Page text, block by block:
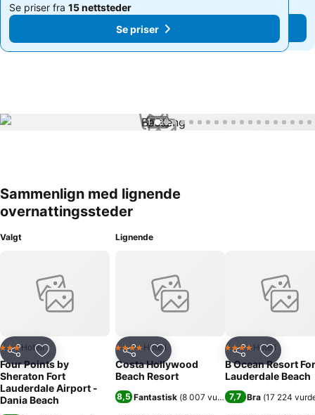
Se priser fra 15 nettsteder
Se priser
Se priser fra 15 nettsteder
Se priser
1 / 39
Sammenlign med lignende
overnattingssteder
Valgt
Del Legg til i favoritter
3 Stjerner
Hotell
Four Points by
Sheraton Fort
Lauderdale Airport -
Dania Beach
Lignende
Del Legg til i favoritter
4 StjernerHotell
Costa Hollywood
Beach Resort
8,5 Fantastisk (8 007 vurderinger)
Del Legg til
4 StjernerHotell
B Ocean Resort
Lauderdale Beach
7,7 Bra (17 224